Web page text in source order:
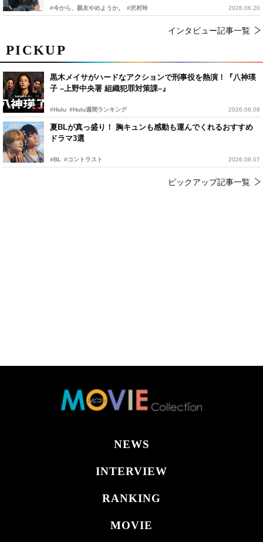
PICKUP
黒木メイサがハードなアクションで刑事役を熱演！『八神瑛
子 –上野中央署 組織犯罪対策課–』
#Hulu #Hulu週間ランキング 2026.08.08
夏BLが真っ盛り！ 胸キュンも感動も運んでくれるおすすめ
ドラマ3選
#BL #コントラスト 2026.08.07
ピックアップ記事一覧
#今から、親友やめようか。 #沢村玲 2026.06.20
インタビュー記事一覧
NEWS
INTERVIEW
RANKING
MOVIE